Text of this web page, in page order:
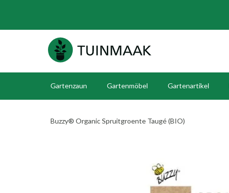
Gartenzaun Gartenmöbel Gartenartikel
Buzzy® Organic Spruitgroente Taugé (BIO)